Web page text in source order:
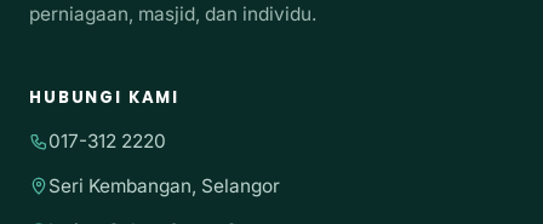
perniagaan, masjid, dan individu.
HUBUNGI KAMI
017-312 2220
Seri Kembangan, Selangor